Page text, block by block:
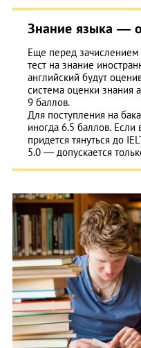
Знание языка —
Еще перед зачислением
тест на знание
английский будут
система оценки знания
9 баллов.
Для поступления на
иногда 6.5 баллов. Если
придется тянуться до
5.0 — допускается